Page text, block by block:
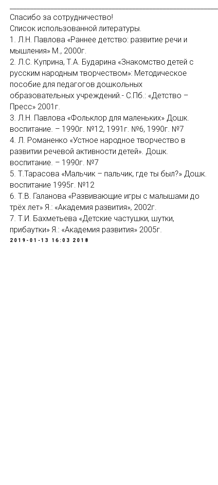
Спасибо за сотрудничество!
Список использованной литературы.
1. Л.Н. Павлова «Раннее детство: развитие речи и
мышления» М., 2000г.
2. Л.С. Куприна, Т.А. Бударина «Знакомство детей с
русским народным творчеством»: Методическое
пособие для педагогов дошкольных
образовательных учреждений.- С.Пб.: «Детство –
Пресс» 2001г.
3. Л.Н. Павлова «Фольклор для маленьких» Дошк.
воспитание. – 1990г. №12, 1991г. №6, 1990г. №7
4. Л. Романенко «Устное народное творчество в
развитии речевой активности детей». Дошк.
воспитание. – 1990г. №7
5. Т.Тарасова «Мальчик – пальчик, где ты был?» Дошк.
воспитание 1995г. №12
6. Т.В. Галанова «Развивающие игры с малышами до
трёх лет» Я.: «Академия развития», 2002г.
7. Т.И. Бахметьева «Детские частушки, шутки,
прибаутки» Я.: «Академия развития» 2005г.
2019-01-13 16:03 2018